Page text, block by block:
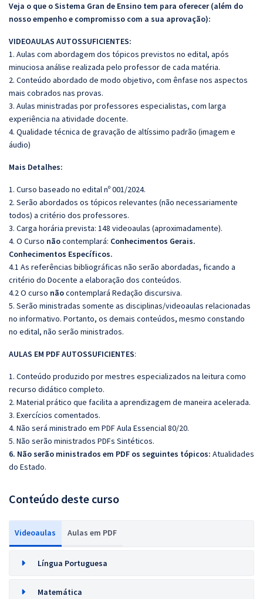
Veja o que o Sistema Gran de Ensino tem para oferecer (além do
nosso empenho e compromisso com a sua aprovação):
VIDEOAULAS AUTOSSUFICIENTES:
1. Aulas com abordagem dos tópicos previstos no edital, após
minuciosa análise realizada pelo professor de cada matéria.
2. Conteúdo abordado de modo objetivo, com ênfase nos aspectos
mais cobrados nas provas.
3. Aulas ministradas por professores especialistas, com larga
experiência na atividade docente.
4. Qualidade técnica de gravação de altíssimo padrão (imagem e
áudio)
Mais Detalhes:
1. Curso baseado no edital nº 001/2024.
2. Serão abordados os tópicos relevantes (não necessariamente
todos) a critério dos professores.
3. Carga horária prevista: 148 videoaulas (aproximadamente).
4. O Curso nãocontemplará: Conhecimentos Gerais.
Conhecimentos Específicos.
4.1 As referências bibliográficas não serão abordadas, ficando a
critério do Docente a elaboração dos conteúdos.
4.2 O curso nãocontemplará Redação discursiva.
5. Serão ministradas somente as disciplinas/videoaulas relacionadas
no informativo. Portanto, os demais conteúdos, mesmo constando
no edital, não serão ministrados.
AULAS EM PDF AUTOSSUFICIENTES:
1. Conteúdo produzido por mestres especializados na leitura como
recurso didático completo.
2. Material prático que facilita a aprendizagem de maneira acelerada.
3. Exercícios comentados.
4. Não será ministrado em PDF Aula Essencial 80/20.
5. Não serão ministrados PDFs Sintéticos.
6. Não serão ministrados em PDF os seguintes tópicos: Atualidades
do Estado.
Conteúdo deste curso
Videoaulas Aulas em PDF
Língua Portuguesa
Matemática